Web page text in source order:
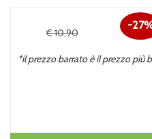
€ 10,90
*il prezzo barrato è il prezzo più